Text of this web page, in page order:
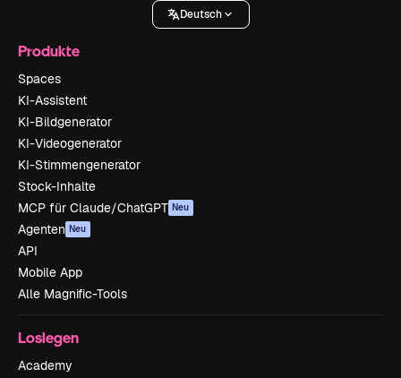
Deutsch
Produkte
Spaces
KI-Assistent
KI-Bildgenerator
KI-Videogenerator
KI-Stimmengenerator
Stock-Inhalte
MCP für Claude/ChatGPT Neu
Agenten Neu
API
Mobile App
Alle Magnific-Tools
Loslegen
Academy